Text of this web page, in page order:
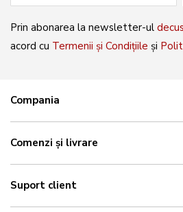
Prin abonarea la newsletter-ul
acord cu Termenii și Condițiile și
Compania
Comenzi și livrare
Suport client